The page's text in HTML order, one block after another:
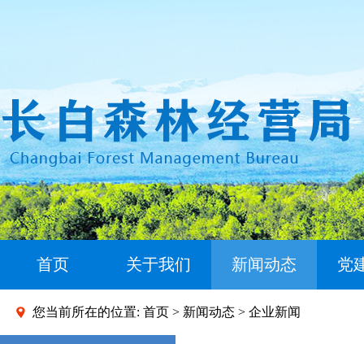
首页 关于我们 新闻动态 党
您当前所在的位置: 首页 > 新闻动态 > 企业新闻